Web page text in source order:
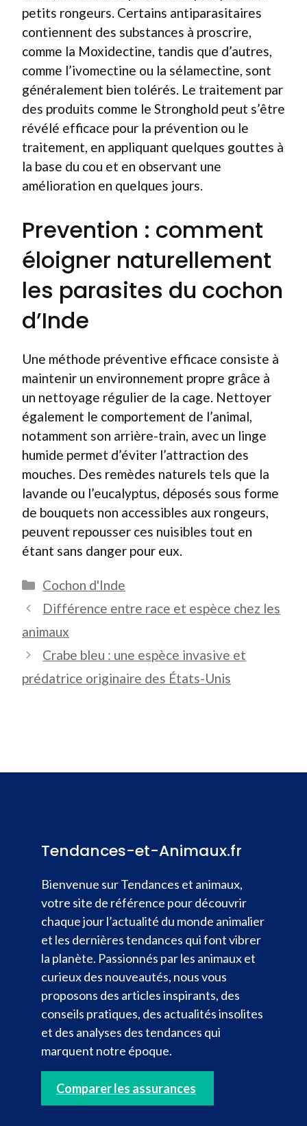
petits rongeurs. Certains antiparasitaires
contiennent des substances à proscrire,
comme la Moxidectine, tandis que d’autres,
comme l’ivomectine ou la sélamectine, sont
généralement bien tolérés. Le traitement par
des produits comme le Stronghold peut s’être
révélé efficace pour la prévention ou le
traitement, en appliquant quelques gouttes à
la base du cou et en observant une
amélioration en quelques jours.
Prevention : comment
éloigner naturellement
les parasites du cochon
d’Inde
Une méthode préventive efficace consiste à
maintenir un environnement propre grâce à
un nettoyage régulier de la cage. Nettoyer
également le comportement de l’animal,
notamment son arrière-train, avec un linge
humide permet d’éviter l’attraction des
mouches. Des remèdes naturels tels que la
lavande ou l’eucalyptus, déposés sous forme
de bouquets non accessibles aux rongeurs,
peuvent repousser ces nuisibles tout en
étant sans danger pour eux.
Catégories
Cochon d'Inde
Différence entre race et espèce chez les
animaux
Crabe bleu : une espèce invasive et
prédatrice originaire des États-Unis
Tendances-et-Animaux.fr
Bienvenue sur Tendances et animaux,
votre site de référence pour découvrir
chaque jour l’actualité du monde animalier
et les dernières tendances qui font vibrer
la planète. Passionnés par les animaux et
curieux des nouveautés, nous vous
proposons des articles inspirants, des
conseils pratiques, des actualités insolites
et des analyses des tendances qui
marquent notre époque.
Comparer les assurances